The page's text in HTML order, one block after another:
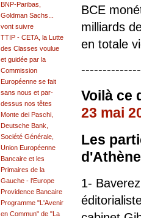
BCE
milliards
en totale
Voilà ce
23 mai
Les
1-
BNP-Paribas,
Goldman Sachs...
vont suivre
TTIP - CETA, la Lutte
des Classes voulue
et guidée par la
Commission
Européenne se fait
sans nous et par-
dessus nos têtes
Monte dei Paschi,
Deutsche Bank,
Société Générale,
Union Européenne
Bancaire et les
Primaires de la
Gauche - l'Europe
Providence Bancaire
Programme "L'Avenir
en Commun" de "La